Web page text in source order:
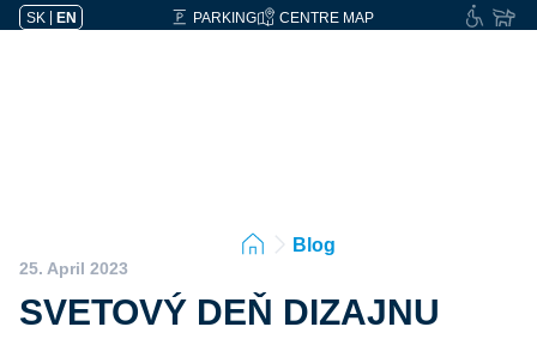
SK EN PARKING CENTRE MAP
Blog
25. April 2023
SVETOVÝ DEŇ DIZAJNU